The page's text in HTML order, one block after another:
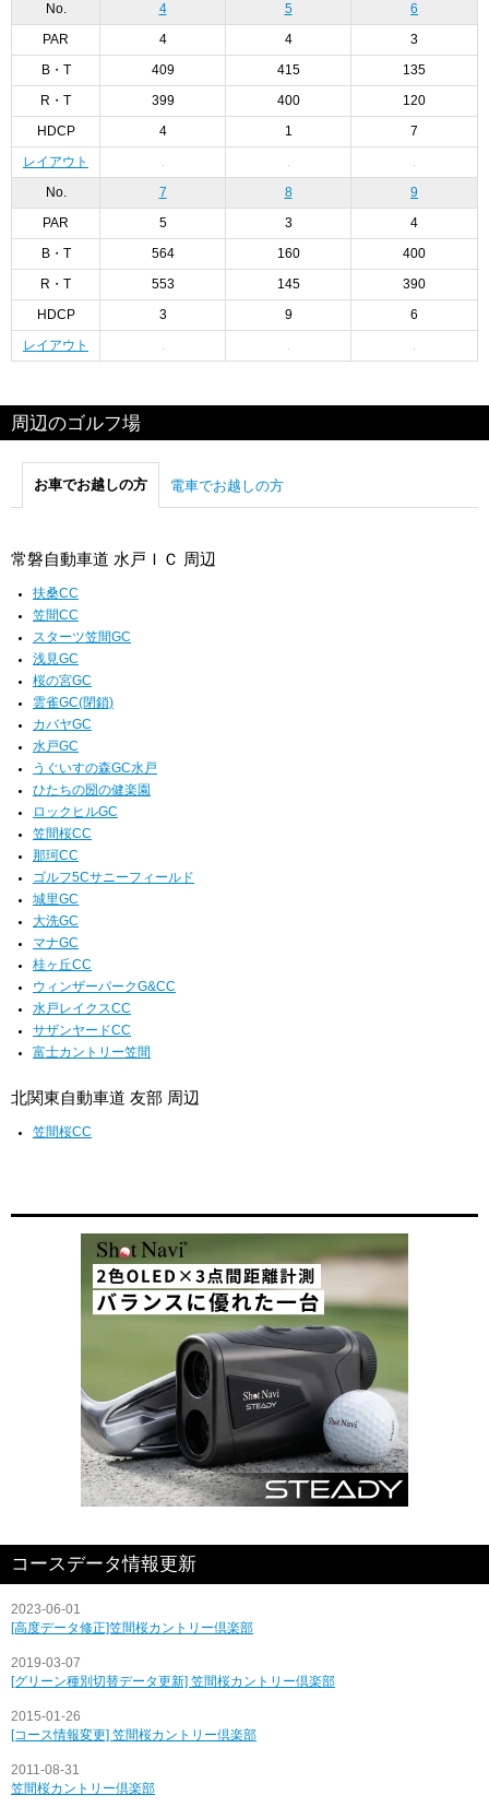
No. 4 5 6
PAR 4 4 3
B・T 409 415 135
R・T 399 400 120
HDCP 4 1 7
レイアウト
No. 7 8 9
PAR 5 3 4
B・T 564 160 400
R・T 553 145 390
HDCP 3 9 6
レイアウト
周辺のゴルフ場
お車でお越しの方 電車でお越しの方
常磐自動車道 水戸ＩＣ 周辺
扶桑CC
笠間CC
スターツ笠間GC
浅見GC
桜の宮GC
雲雀GC(閉鎖)
カバヤGC
水戸GC
うぐいすの森GC水戸
ひたちの圀の健楽園
ロックヒルGC
笠間桜CC
那珂CC
ゴルフ5Cサニーフィールド
城里GC
大洗GC
マナGC
桂ヶ丘CC
ウィンザーパークG&CC
水戸レイクスCC
サザンヤードCC
富士カントリー笠間
北関東自動車道 友部 周辺
笠間桜CC
コースデータ情報更新
2023-06-01
[高度データ修正]笠間桜カントリー倶楽部
2019-03-07
[グリーン種別切替データ更新] 笠間桜カントリー倶楽部
2015-01-26
[コース情報変更] 笠間桜カントリー倶楽部
2011-08-31
笠間桜カントリー倶楽部